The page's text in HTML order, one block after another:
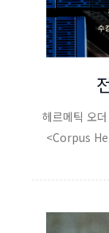
헤르메틱 오
<Corpus